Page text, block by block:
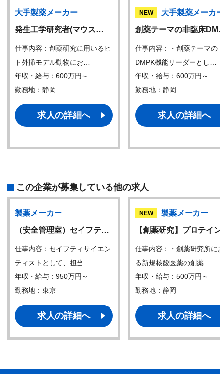
大手製薬メーカー
発生工学研究者(マウス…
仕事内容：創薬研究に用いるヒ
ト外挿モデル動物にお…
年収・給与：600万円～
勤務地：静岡
求人の詳細へ
NEW
大手製薬メーカ
創薬テーマの非臨床
仕事内容：・創薬テーマの
DMPK機能リーダーとし…
年収・給与：600万円～
勤務地：静岡
求人の詳細へ
この企業が募集している他の求人
製薬メーカー
（安全管理室）セイフテ…
仕事内容：セイフティサイエン
ティストとして、担当…
年収・給与：950万円～
勤務地：東京
求人の詳細へ
NEW
製薬メーカー
【創薬研究】プロテイ
仕事内容：・創薬研究所に
る新規核酸医薬の創薬…
年収・給与：500万円～
勤務地：静岡
求人の詳細へ